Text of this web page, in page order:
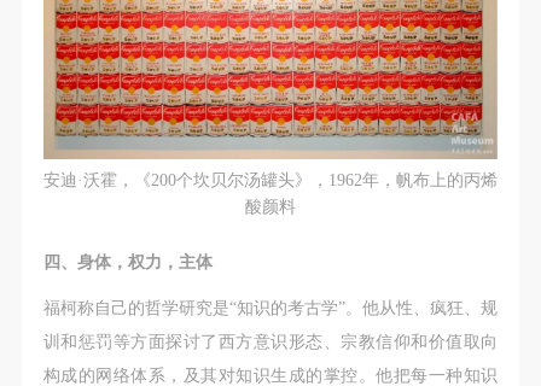
安迪·沃霍，《200个坎贝尔汤罐头》，1962年，帆布上的丙烯
酸颜料
四、身体，权力，主体
福柯称自己的哲学研究是“知识的考古学”。他从性、疯狂、规
训和惩罚等方面探讨了西方意识形态、宗教信仰和价值取向
构成的网络体系，及其对知识生成的掌控。他把每一种知识